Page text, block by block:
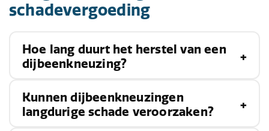
schadevergoeding
Hoe lang duurt het herstel van een
dijbeenkneuzing?
Het herstel van een dijbeenkneuzing kan
variëren van enkele dagen tot meerdere weken,
Kunnen dijbeenkneuzingen
langdurige schade veroorzaken?